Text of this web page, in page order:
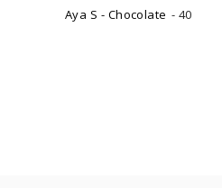
Aya S - Chocolate 40